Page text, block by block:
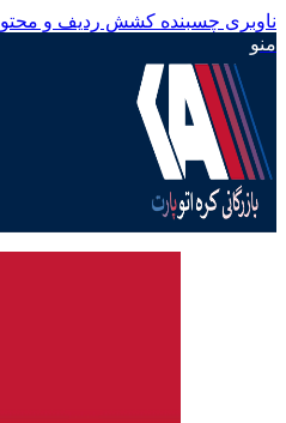
ناوبری چسبنده کشش ردیف و محتوا
منو